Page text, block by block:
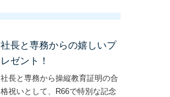
社長と専務からの嬉しいプ
レゼント！
社長と専務から操縦教育証明の合
格祝いとして、R66で特別な記念